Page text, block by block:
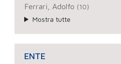
Ferrari, Adolfo (10)
Mostra tutte
ENTE